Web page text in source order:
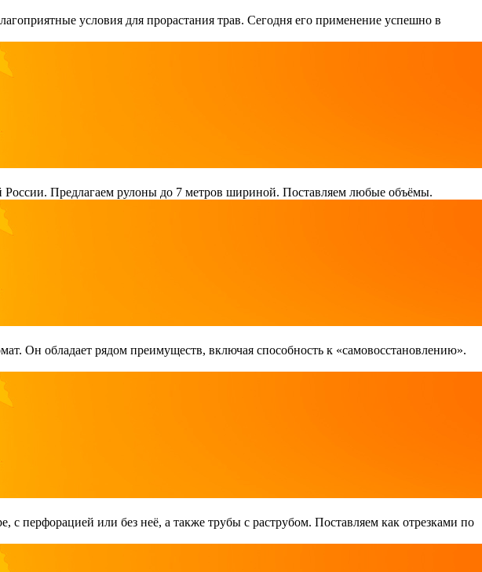
условия для прорастания трав. Сегодня его применение успешно в
Предлагаем рулоны до 7 метров шириной. Поставляем любые объёмы.
Он обладает рядом преимуществ, включая способность к «самовосстановлению».
или без неё, а также трубы с раструбом. Поставляем как отрезками по